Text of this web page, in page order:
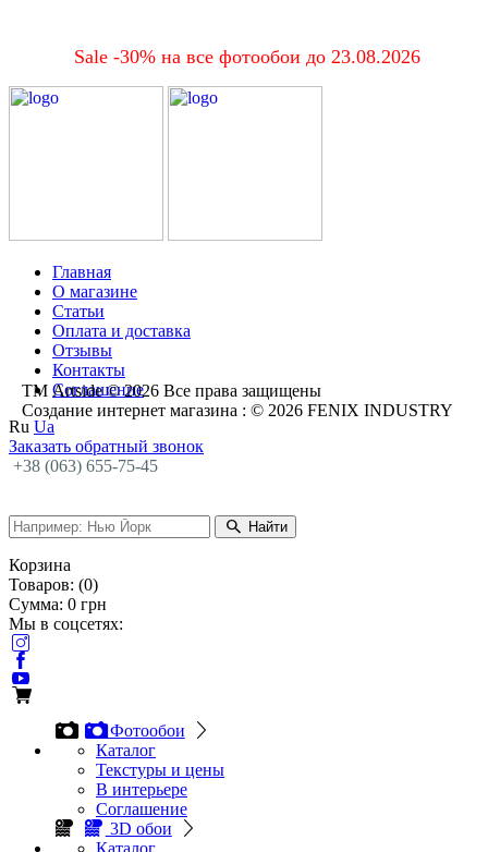
Sale -30% на все фотообои до 23.08.2026
Главная
О магазине
Статьи
Оплата и доставка
Отзывы
Контакты
Соглашение
Ru Ua
Заказать обратный звонок
+38 (063) 655-75-45
Найти
Корзина
Товаров: (0)
Сумма: 0 грн
Мы в соцсетях:
Фотообои
Каталог
Текстуры и цены
В интерьере
Соглашение
3D обои
Каталог
ТМ Artside © 2026 Все права защищены
Создание интернет магазина : © 2026 FENIX INDUSTRY